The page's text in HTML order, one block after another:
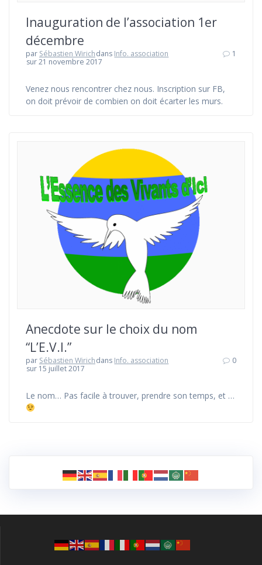
Inauguration de l’association 1er
décembre
par Sébastien Wirichdans Info. association
sur 21 novembre 2017
1
Venez nous rencontrer chez nous. Inscription sur FB,
on doit prévoir de combien on doit écarter les murs.
Anecdote sur le choix du nom
“L’E.V.I.”
par Sébastien Wirichdans Info. association
sur 15 juillet 2017
0
Le nom… Pas facile à trouver, prendre son temps, et …